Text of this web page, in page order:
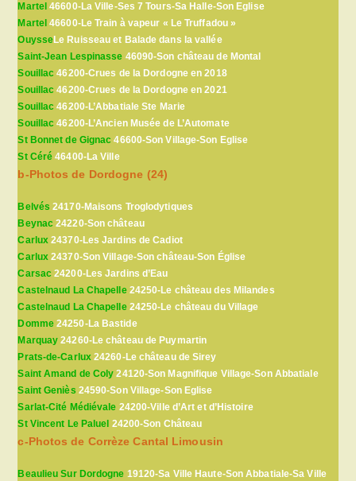
Martel 46600-La Ville-Ses 7 Tours-Sa Halle-Son Eglise
Martel 46600-Le Train à vapeur « Le Truffadou »
OuysseLe Ruisseau et Balade dans la vallée
Saint-Jean Lespinasse 46090-Son château de Montal
Souillac 46200-Crues de la Dordogne en 2018
Souillac 46200-Crues de la Dordogne en 2021
Souillac 46200-L’Abbatiale Ste Marie
Souillac 46200-L’Ancien Musée de L’Automate
St Bonnet de Gignac 46600-Son Village-Son Eglise
St Céré 46400-La Ville
b-Photos de Dordogne (24)
Belvés 24170-Maisons Troglodytiques
Beynac 24220-Son château
Carlux 24370-Les Jardins de Cadiot
Carlux 24370-Son Village-Son château-Son Église
Carsac 24200-Les Jardins d’Eau
Castelnaud La Chapelle24250-Le château des Milandes
Castelnaud La Chapelle24250-Le château du Village
Domme24250-La Bastide
Marquay 24260-Le château de Puymartin
Prats-de-Carlux24260-Le château de Sirey
Saint Amand de Coly 24120-Son Magnifique Village-Son Abbatiale
Saint Geniès 24590-Son Village-Son Eglise
Sarlat-Cité Médiévale 24200-Ville d’Art et d’Histoire
St Vincent Le Paluel 24200-Son Château
c-Photos de Corrèze Cantal Limousin
Beaulieu Sur Dordogne 19120-Sa Ville Haute-Son Abbatiale-Sa Ville